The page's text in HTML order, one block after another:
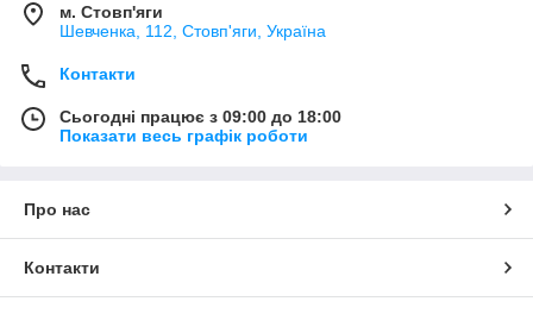
м. Стовп'яги
Шевченка, 112, Стовп'яги, Україна
Контакти
Сьогодні працює з 09:00 до 18:00
Показати весь графік роботи
Про нас
Контакти